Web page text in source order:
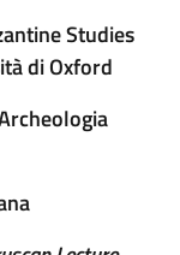
Studies
di Oxford